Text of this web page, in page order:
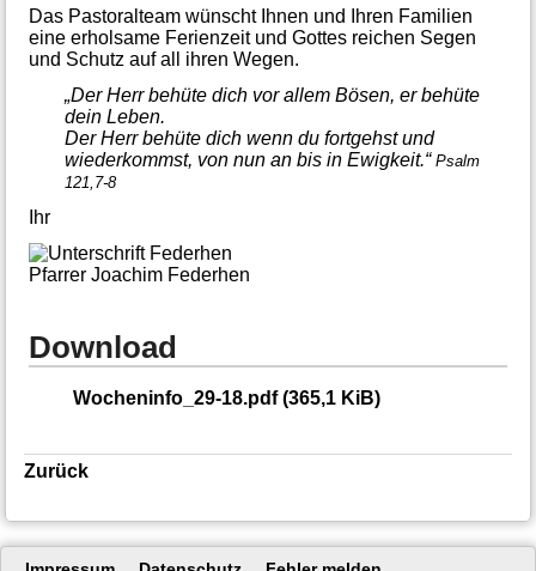
Das Pastoralteam wünscht Ihnen und Ihren Familien
eine erholsame Ferienzeit und Gottes reichen Segen
und Schutz auf all ihren Wegen.
„Der Herr behüte dich vor allem Bösen, er behüte
dein Leben.
Der Herr behüte dich wenn du fortgehst und
wiederkommst, von nun an bis in Ewigkeit.“ Psalm
121,7-8
Ihr
Pfarrer Joachim Federhen
Download
Wocheninfo_29-18.pdf(365,1 KiB)
Zurück